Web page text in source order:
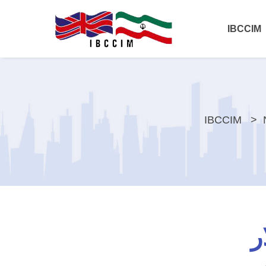
IBCCIM
IBCCIM